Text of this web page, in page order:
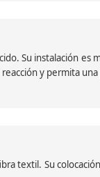
Su instalación es
y permita
textil. Su